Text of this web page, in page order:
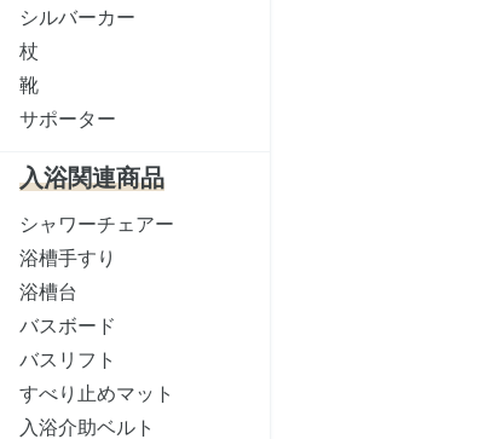
シルバーカー
杖
靴
サポーター
入浴関連商品
シャワーチェアー
浴槽手すり
浴槽台
バスボード
バスリフト
すべり止めマット
入浴介助ベルト